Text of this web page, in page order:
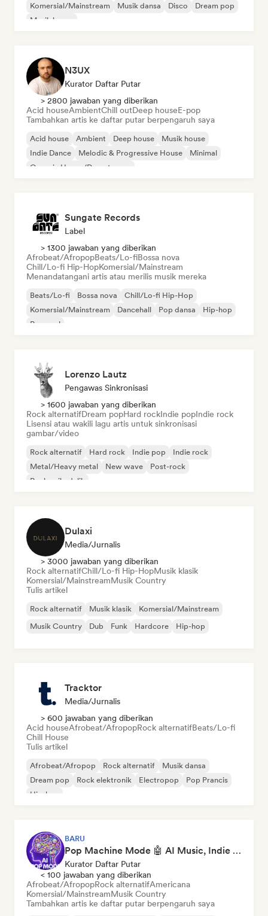
Komersial/Mainstream
Musik dansa Disco
Dream pop
Musik house
N3UX
Kurator Daftar Putar
> 2800 jawaban yang diberikan
Acid houseAmbientChill outDeep houseE-pop
Tambahkan artis ke daftar putar berpengaruh saya
Acid house Ambient Deep house
Musik house
Indie Dance
Melodic & Progressive House
Minimal
Organic House/Downtempo
Sungate Records
Label
> 1300 jawaban yang diberikan
Afrobeat/AfropopBeats/Lo-fiBossa nova
Chill/Lo-fi Hip-HopKomersial/Mainstream
Menandatangani artis atau merilis musik mereka
Beats/Lo-fi Bossa nova
Chill/Lo-fi Hip-Hop
Komersial/Mainstream
Dancehall Pop dansa
Hip-hop
Pop soul
Lorenzo Lautz
Pengawas Sinkronisasi
> 1600 jawaban yang diberikan
Rock alternatifDream popHard rockIndie popIndie rock
Lisensi atau wakili lagu artis untuk sinkronisasi
gambar/video
Rock alternatif Hard rock Indie pop
Indie rock
Metal/Heavy metal
New wave
Post-rock
Rock psikedelik
Dulaxi
Media/Jurnalis
> 3000 jawaban yang diberikan
Rock alternatifChill/Lo-fi Hip-HopMusik klasik
Komersial/MainstreamMusik Country
Tulis artikel
Rock alternatif Musik klasik
Komersial/Mainstream
Musik Country
Dub Funk Hardcore Hip-hop
Tracktor
Media/Jurnalis
> 600 jawaban yang diberikan
Acid houseAfrobeat/AfropopRock alternatifBeats/Lo-fi
Chill House
Tulis artikel
Afrobeat/Afropop Rock alternatif
Musik dansa
Dream pop
Rock elektronik Electropop
Pop Prancis
Hip-hop
BARU
Pop Machine Mode 🤖 AI Music, Indie Pop & Dream Pop
Kurator Daftar Putar
< 100 jawaban yang diberikan
Afrobeat/AfropopRock alternatifAmericana
Komersial/MainstreamMusik Country
Tambahkan artis ke daftar putar berpengaruh saya